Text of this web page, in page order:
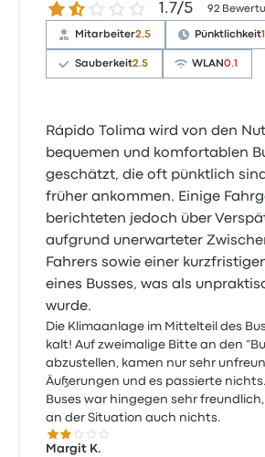
1.7 von 5 Sternen1.7/5 92
Mitarbeiter2.5 Pünktlichkeit
Sauberkeit2.5 WLAN0.1
Rápido Tolima wird von den
bequemen und komfortablen
geschätzt, die oft pünktlich
früher ankommen. Einige
berichteten jedoch über
aufgrund unerwarteter
Fahrers sowie einer
eines Busses, was als
wurde.
Die Klimaanlage im Mittelteil des
kalt! Auf zweimalige Bitte an den
abzustellen, kamen nur sehr
Äußerungen und es passierte
Buses war hingegen sehr
an der Situation auch nichts.
2.0 von 5 Sternen
Margit K.